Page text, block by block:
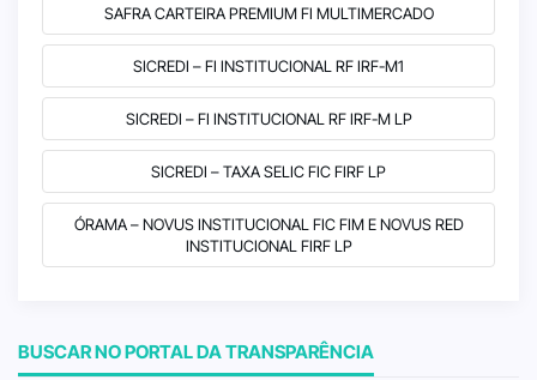
SAFRA CARTEIRA PREMIUM FI MULTIMERCADO
SICREDI – FI INSTITUCIONAL RF IRF-M1
SICREDI – FI INSTITUCIONAL RF IRF-M LP
SICREDI – TAXA SELIC FIC FIRF LP
ÓRAMA – NOVUS INSTITUCIONAL FIC FIM E NOVUS RED
INSTITUCIONAL FIRF LP
BUSCAR NO PORTAL DA TRANSPARÊNCIA